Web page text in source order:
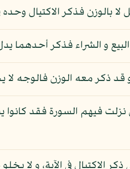
بالوزن فذكر الاكتيال وحده
و الشراء فذكر أحدهما
و قد ذكر معه الوزن فالوجه
فيهم السورة فقد كانوا
الاكتيال في الآية، و لا